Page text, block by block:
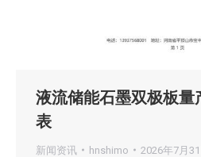
液流储能石墨双极板量
表
新闻资讯 hnshimo 2026年7月31